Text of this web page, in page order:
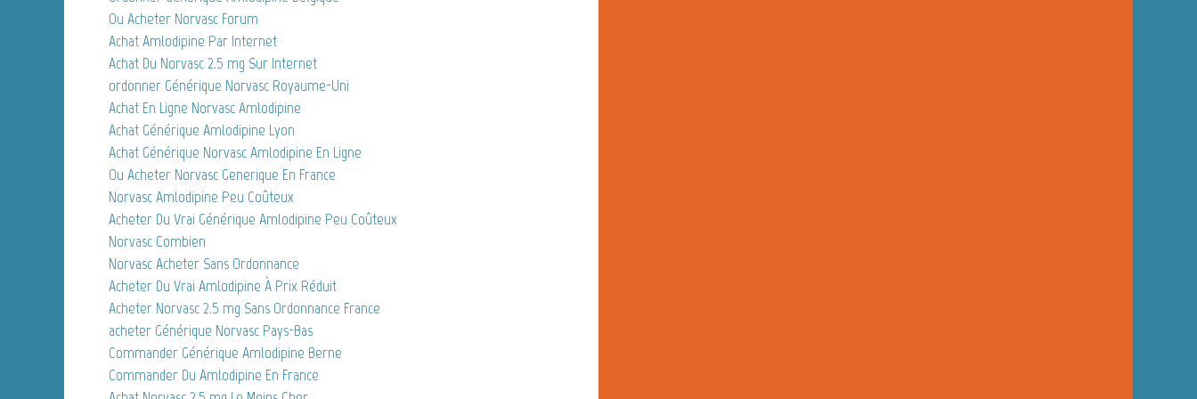
Ou Acheter Norvasc Forum
Achat Amlodipine Par Internet
Achat Du Norvasc 2.5 mg Sur Internet
ordonner Générique Norvasc Royaume-Uni
Achat En Ligne Norvasc Amlodipine
Achat Générique Amlodipine Lyon
Achat Générique Norvasc Amlodipine En Ligne
Ou Acheter Norvasc Generique En France
Norvasc Amlodipine Peu Coûteux
Acheter Du Vrai Générique Amlodipine Peu Coûteux
Norvasc Combien
Norvasc Acheter Sans Ordonnance
Acheter Du Vrai Amlodipine À Prix Réduit
Acheter Norvasc 2.5 mg Sans Ordonnance France
acheter Générique Norvasc Pays-Bas
Commander Générique Amlodipine Berne
Commander Du Amlodipine En France